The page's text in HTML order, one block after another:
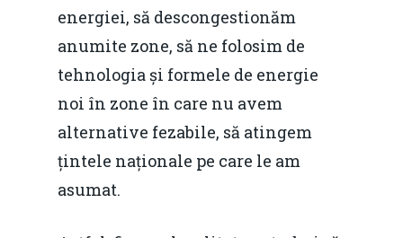
energiei, să descongestionăm
anumite zone, să ne folosim de
tehnologia și formele de energie
noi în zone în care nu avem
alternative fezabile, să atingem
țintele naționale pe care le am
asumat.